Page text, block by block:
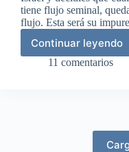
tiene flujo seminal,
flujo. Esta será su
Continuar leyendo
Impurezas
físicas
11 comentarios